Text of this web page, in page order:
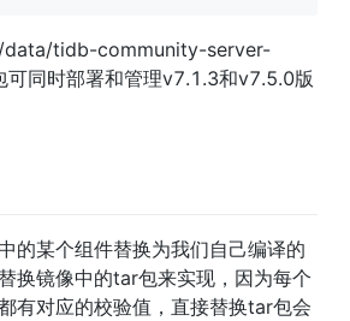
/data/tidb-community-server-
同时部署和管理v7.1.3和v7.5.0版
的某个组件替换为我们自己编译的
换镜像中的tar包来实现，因为每个
有对应的校验值，直接替换tar包会